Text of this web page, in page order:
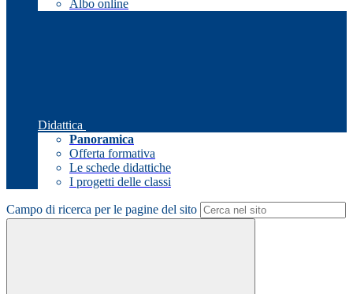
Albo online
Didattica
Panoramica
Offerta formativa
Le schede didattiche
I progetti delle classi
Campo di ricerca per le pagine del sito